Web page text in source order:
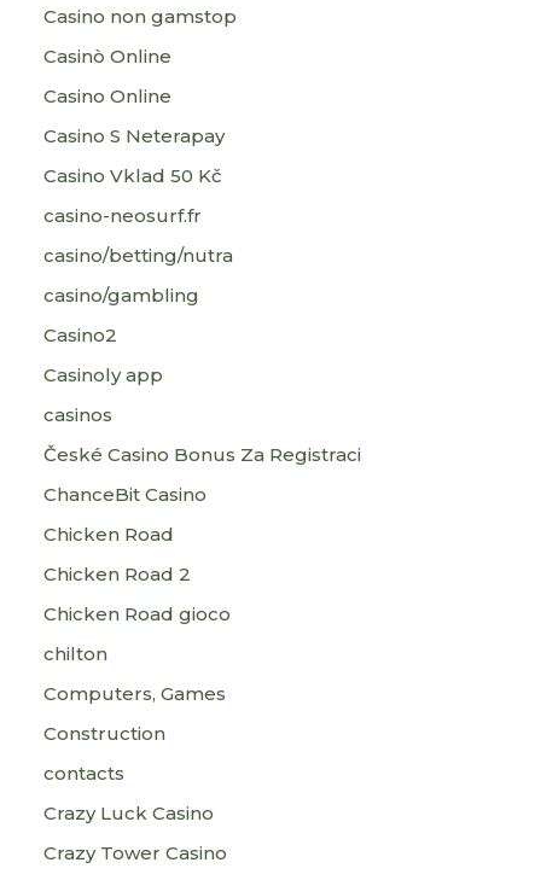
Casino non gamstop
Casinò Online
Casino Online
Casino S Neterapay
Casino Vklad 50 Kč
casino-neosurf.fr
casino/betting/nutra
casino/gambling
Casino2
Casinoly app
casinos
České Casino Bonus Za Registraci
ChanceBit Casino
Chicken Road
Chicken Road 2
Chicken Road gioco
chilton
Computers, Games
Construction
contacts
Crazy Luck Casino
Crazy Tower Сasino